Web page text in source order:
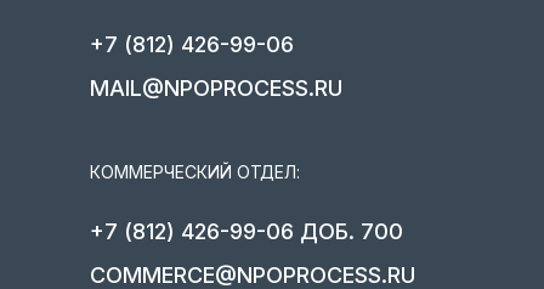
КОММЕРЧЕСКИЙ ОТДЕЛ:
+7 (812) 426-99-06
MAIL@NPOPROCESS.RU
+7 (812) 426-99-06 ДОБ. 700
COMMERCE@NPOPROCESS.RU